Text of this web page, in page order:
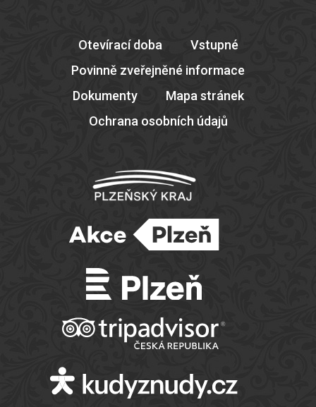
Otevírací doba
Vstupné
Povinně zveřejněné informace
Dokumenty
Mapa stránek
Ochrana osobních údajů